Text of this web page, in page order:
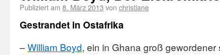
Publiziert am 8. März 2013 von christiane
Gestrandet in Ostafrika
–William Boyd, ein in Ghana groß